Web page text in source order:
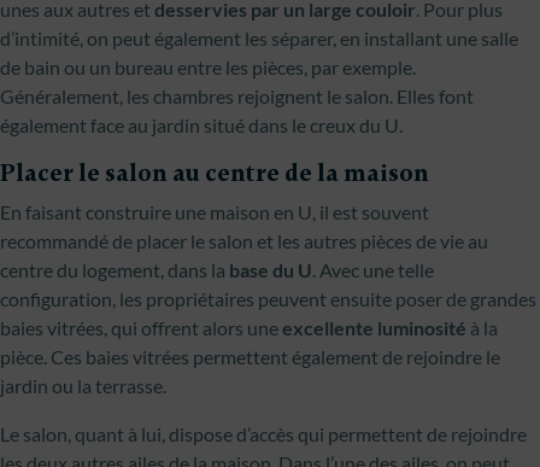
unes aux autres et desservies par un large couloir. Pour plus
d’intimité, on peut également les séparer, en installant une salle
de bain ou un bureau entre les pièces, par exemple.
Généralement, les chambres rejoignent le salon. Elles font
également face au jardin situé dans le creux du U.
Placer le salon au centre de la maison
En faisant construire une maison en U, il est souvent
recommandé de placer le salon et les autres pièces de vie au
centre du logement, dans la base du U. Avec une telle
configuration, les propriétaires peuvent ensuite poser de grandes
baies vitrées, qui offrent alors uneexcellente luminosité à la
pièce. Ces baies vitrées permettent également de rejoindre le
jardin ou la terrasse.
Le salon, quant à lui, dispose d’accès qui permettent de rejoindre